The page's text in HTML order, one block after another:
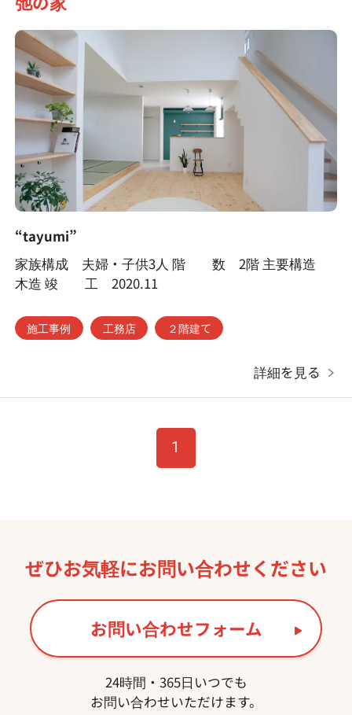
“tayumi”
家族構成 夫婦・子供3人 階 数 2階 主要構造
木造 竣 工 2020.11
施工事例 工務店 ２階建て
詳細を見る
1
ぜひお気軽にお問い合わせください
お問い合わせフォーム
24時間・365日いつでも
お問い合わせいただけます。